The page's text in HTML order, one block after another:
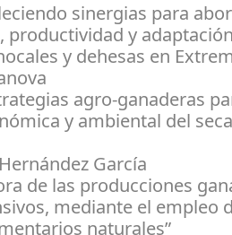
sinergias para
productividad y
y dehesas en
agro-ganaderas
y ambiental del
García
de las producciones
mediante el empleo
naturales”